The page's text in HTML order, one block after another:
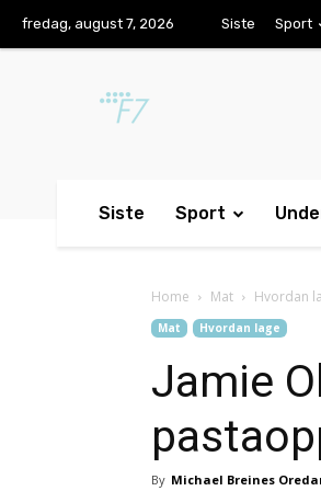
fredag, august 7, 2026 Siste Sport
Siste Sport
Home Mat Hvordan
Mat Hvordan lage
Jamie
By Michael Breines